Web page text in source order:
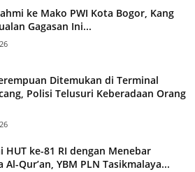
ke Mako PWI Kota Bogor, Kang
Gagasan Ini...
Ditemukan di Terminal
Polisi Telusuri Keberadaan Orang
HUT ke-81 RI dengan Menebar
Al-Qur’an, YBM PLN Tasikmalaya...